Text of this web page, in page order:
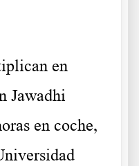
en
Jawadhi
en coche,